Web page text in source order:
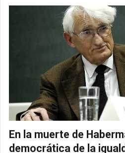
En la muerte de
democrática de la